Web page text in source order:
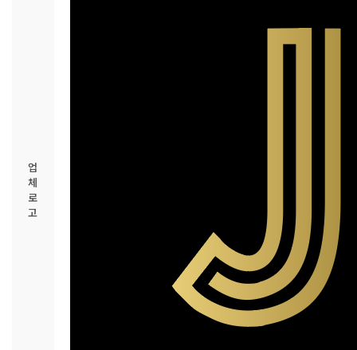
업
체
로
고